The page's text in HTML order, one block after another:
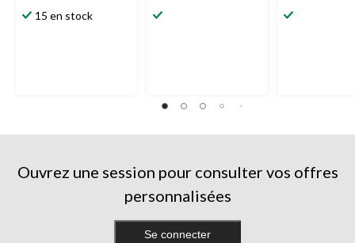
15 en stock
Ouvrez une session pour consulter vos offres
personnalisées
Se connecter